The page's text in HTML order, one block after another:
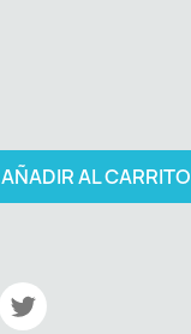
AÑADIR AL CARRITO